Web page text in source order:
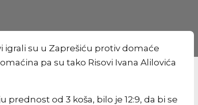
igrali su u Zaprešiću protiv domaće
pa su tako Risovi Ivana Alilovića
od 3 koša, bilo je 12:9, da bi se